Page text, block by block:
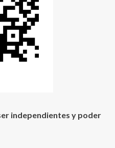
independientes y poder